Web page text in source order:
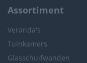
Assortiment
Veranda's
Tuinkamers
Glasschuifwanden